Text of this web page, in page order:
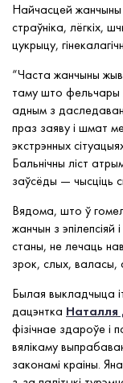
Найчасцей жанчыны
страўніка, лёгкіх,
цукрыцу,
“Часта жанчыны
таму што фельчары
адным з
праз заяву і шмат
экстрэнных
Бальнічны ліст
заўсёды — чысціць
Вядома, што ў
жанчын з эпілепсіяй
станы, не лечаць
зрок, слых, валасы,
Былая выкладчыца
дацэнтка Наталля
фізічнае здароўе і
вялікаму
законамі краіны.